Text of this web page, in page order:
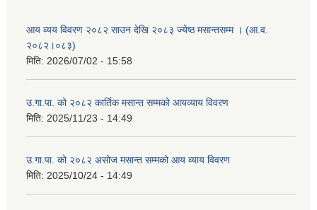
आय व्यय विवरण २०८२ साउन देखि २०८३ ज्येष्ठ मसान्तसम्म । (आ.व.
२०८२।०८३)
मिति: 2026/07/02 - 15:58
उ.गा.पा. को २०८२ कार्तिक मसान्त सम्मको आयव्याय विवरण
मिति: 2025/11/23 - 14:49
उ.गा.पा. को २०८२ असोज मसान्त सम्मको आय व्याय विवरण
मिति: 2025/10/24 - 14:49